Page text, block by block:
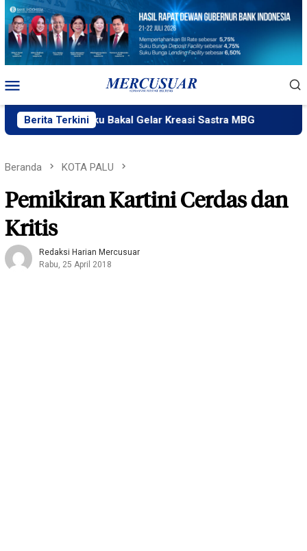
Loncat
konten
Mobile
Berita Terkini
Ngataku Bakal Gelar Kreasi Sastra MBG
Beranda KOTA PALU
Pemikiran Kartini Cerdas dan
Kritis
Redaksi Harian Mercusuar
Rabu, 25 April 2018